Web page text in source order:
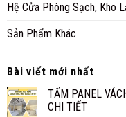
Hệ Cửa Phòng Sạch, Kho
Sản Phẩm Khác
Bài viết mới nhất
TẤM PANEL
CHI TIẾT